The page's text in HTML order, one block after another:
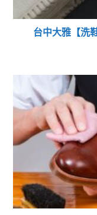
台中大雅【洗